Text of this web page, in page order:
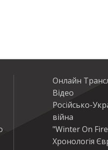
Онлайн
Відео
Російсько-
війна
"Winter On
Хронологія